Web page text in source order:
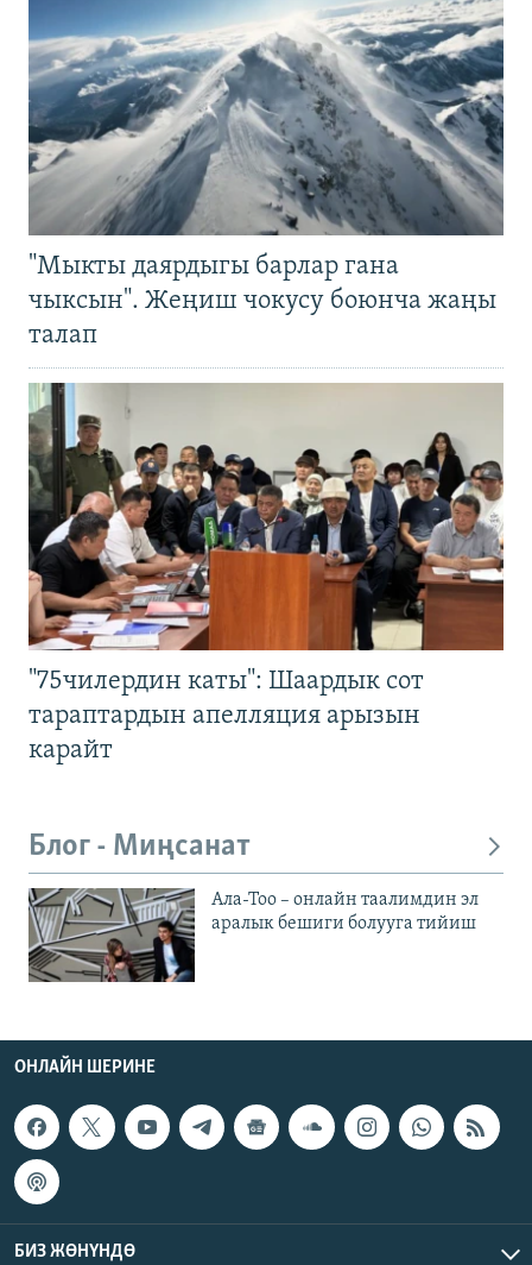
"Мыкты даярдыгы барлар гана
чыксын". Жеңиш чокусу боюнча жаңы
талап
"75чилердин каты": Шаардык сот
тараптардын апелляция арызын
карайт
Блог - Миңсанат
Ала-Тоо – онлайн таалимдин эл
аралык бешиги болууга тийиш
ОНЛАЙН ШЕРИНЕ
БИЗ ЖӨНҮНДӨ